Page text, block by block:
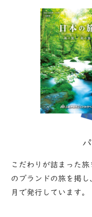
こだわりが詰まった
のブランドの旅を掲
月で発行しています。